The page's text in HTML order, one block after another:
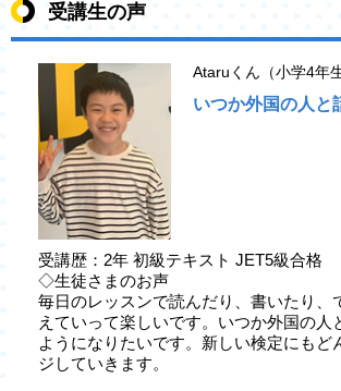
受講生の声
Ataruくん（小学4年生
いつか外国の人と
受講歴：2年 初級テキスト JET5級合格
◇生徒さまのお声
毎日のレッスンで読んだり、書いたり、
えていって楽しいです。いつか外国の人
ようになりたいです。新しい検定にもど
ジしていきます。